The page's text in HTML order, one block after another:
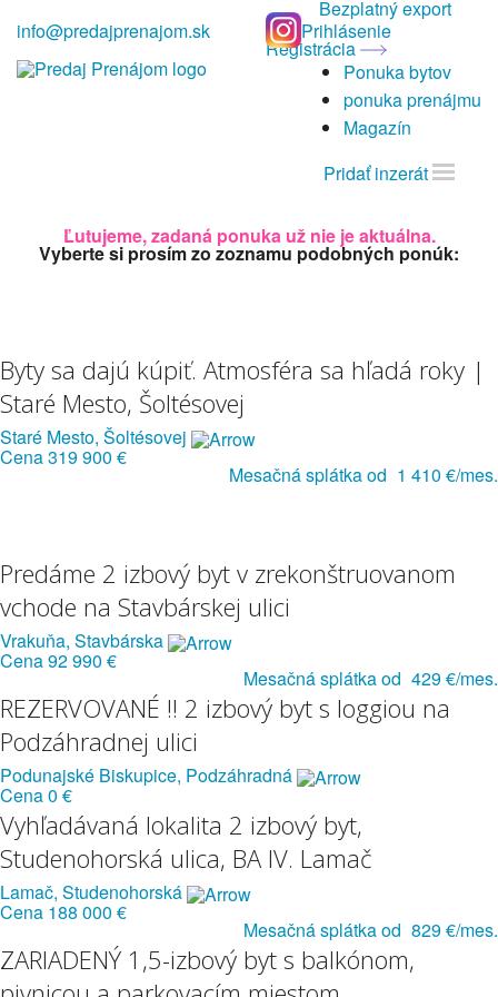
info@predajprenajom.sk
Bezplatný export
Prihlásenie
Registrácia
Ponuka bytov
ponuka prenájmu
Magazín
Pridať inzerát
Ľutujeme, zadaná ponuka už nie je aktuálna.
Vyberte si prosím zo zoznamu podobných ponúk:
Byty sa dajú kúpiť. Atmosféra sa hľadá roky |
Staré Mesto, Šoltésovej
Staré Mesto, Šoltésovej
Cena319 900 €
Mesačná splátka od 1 410 €/mes.
Predáme 2 izbový byt v zrekonštruovanom
vchode na Stavbárskej ulici
Vrakuňa, Stavbárska
Cena92 990 €
Mesačná splátka od 429 €/mes.
REZERVOVANÉ !! 2 izbový byt s loggiou na
Podzáhradnej ulici
Podunajské Biskupice, Podzáhradná
Cena0 €
Vyhľadávaná lokalita 2 izbový byt,
Studenohorská ulica, BA IV. Lamač
Lamač, Studenohorská
Cena 188 000 €
Mesačná splátka od 829 €/mes.
ZARIADENÝ 1,5-izbový byt s balkónom,